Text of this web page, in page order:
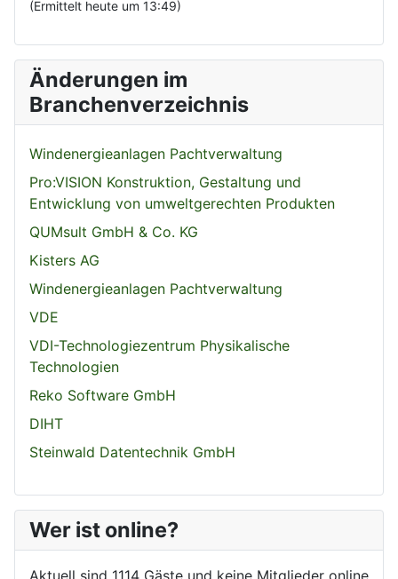
(Ermittelt heute um 13:49)
Änderungen im
Branchenverzeichnis
Windenergieanlagen Pachtverwaltung
Pro:VISION Konstruktion, Gestaltung und
Entwicklung von umweltgerechten Produkten
QUMsult GmbH & Co. KG
Kisters AG
Windenergieanlagen Pachtverwaltung
VDE
VDI-Technologiezentrum Physikalische
Technologien
Reko Software GmbH
DIHT
Steinwald Datentechnik GmbH
Wer ist online?
Aktuell sind 1114 Gäste und keine Mitglieder online